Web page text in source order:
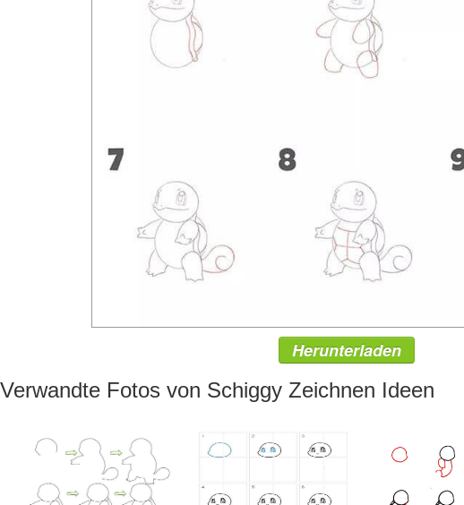
Herunterladen
Verwandte Fotos von Schiggy Zeichnen Ideen